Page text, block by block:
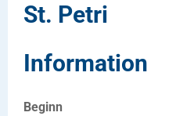
St. Petri
Information
Beginn